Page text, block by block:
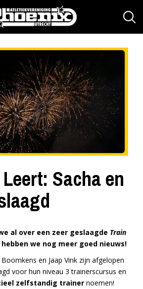
Sacha en
al over een zeer geslaagde Train
we nog meer goed nieuws!
en Jaap Vink zijn afgelopen
voor hun niveau 3 trainerscursus en
zelfstandig trainer noemen!